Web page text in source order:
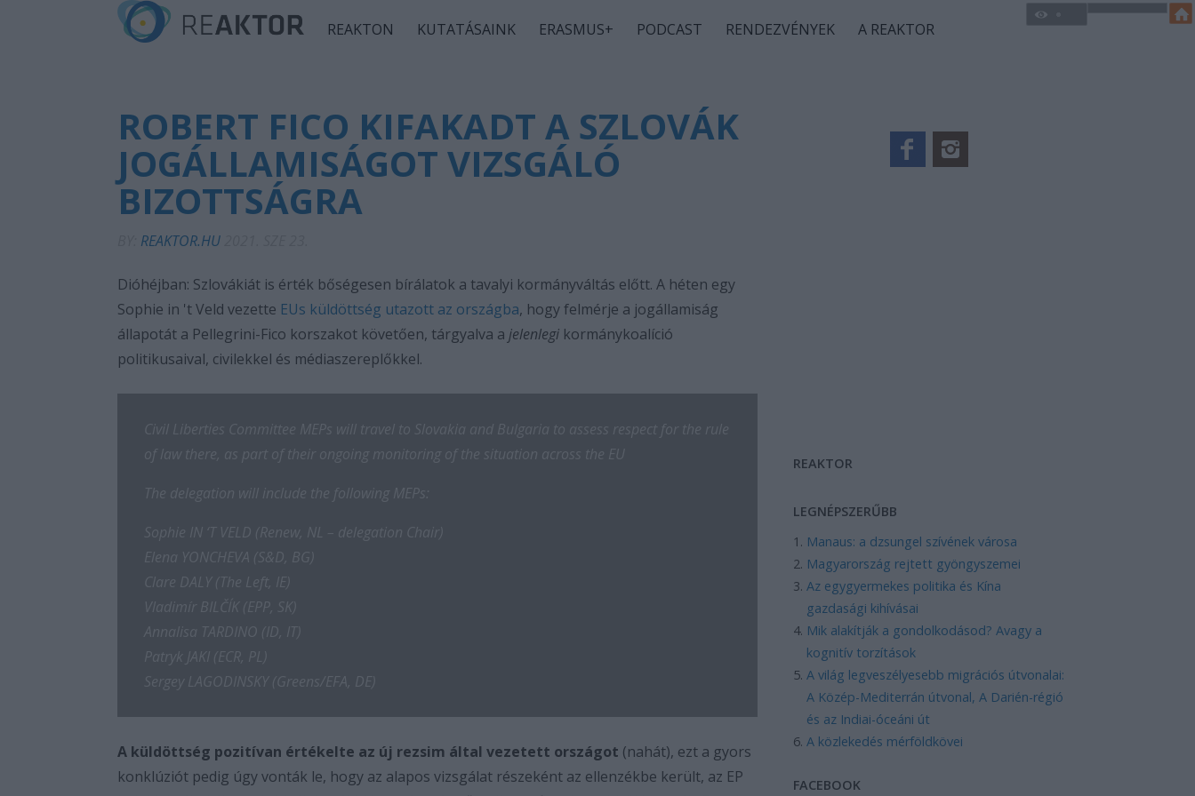
REAKTON KUTATÁSAINK ERASMUS+ PODCAST RENDEZVÉNYEK A REAKTOR
ROBERT FICO KIFAKADT A SZLOVÁK
JOGÁLLAMISÁGOT VIZSGÁLÓ
BIZOTTSÁGRA
REAKTOR.HU
Dióhéjban: Szlovákiát is érték bőségesen bírálatok a tavalyi kormányváltás előtt. A héten egy
Sophie in 't Veld vezette EUs küldöttség utazott az országba, hogy felmérje a jogállamiság
állapotát a Pellegrini-Fico korszakot követően, tárgyalva a jelenlegi kormánykoalíció
politikusaival, civilekkel és médiaszereplőkkel.
Civil Liberties Committee MEPs will travel to Slovakia and Bulgaria to assess respect for the rule
of law there, as part of their ongoing monitoring of the situation across the EU
The delegation will include the following MEPs:
Sophie IN ‘T VELD (Renew, NL – delegation Chair)
Elena YONCHEVA (S&D, BG)
Clare DALY (The Left, IE)
Vladimír BILČÍK (EPP, SK)
Annalisa TARDINO (ID, IT)
Patryk JAKI (ECR, PL)
Sergey LAGODINSKY (Greens/EFA, DE)
A küldöttség pozitívan értékelte az új rezsim által vezetett országot (nahát), ezt a gyors
konklúziót pedig úgy vonták le, hogy az alapos vizsgálat részeként az ellenzékbe került, az EP
REAKTOR
LEGNÉPSZERŰBB
Manaus: a dzsungel szívének városa
Magyarország rejtett gyöngyszemei
Az egygyermekes politika és Kína
gazdasági kihívásai
Mik alakítják a gondolkodásod? Avagy a
kognitív torzítások
A világ legveszélyesebb migrációs útvonalai:
A Közép-Mediterrán útvonal, A Darién-régió
és az Indiai-óceáni út
A közlekedés mérföldkövei
FACEBOOK